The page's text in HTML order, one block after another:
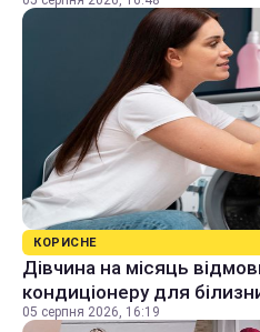
КОРИСНЕ
Дівчина на місяць
кондиціонеру для
05 серпня 2026, 16:19